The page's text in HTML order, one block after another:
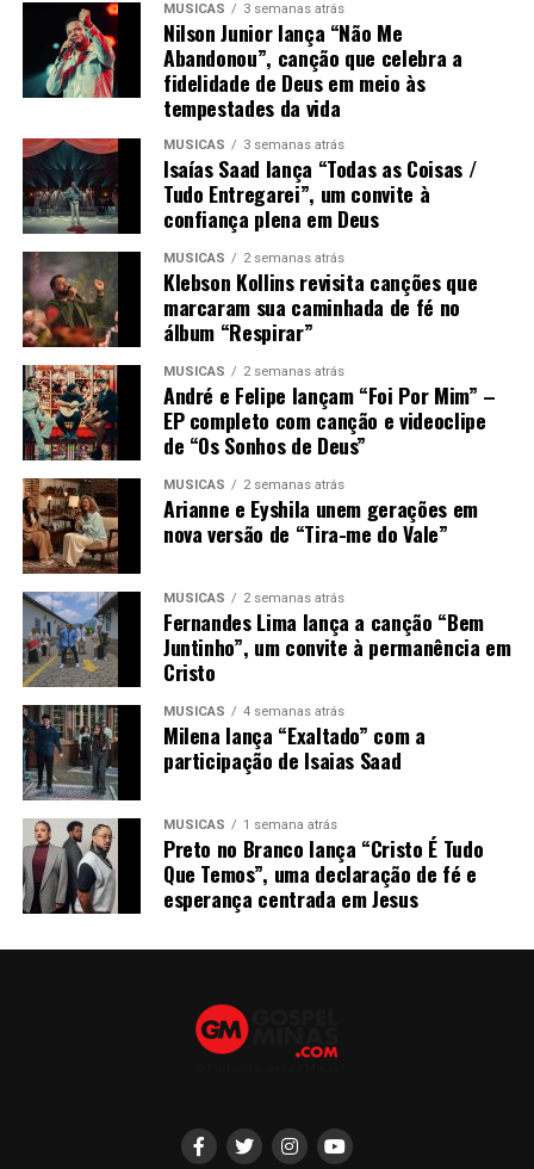
MÚSICAS 3 semanas atrás
Nilson Junior lança “Não Me
Abandonou”, canção que celebra a
fidelidade de Deus em meio às
tempestades da vida
MÚSICAS 3 semanas atrás
Isaías Saad lança “Todas as Coisas /
Tudo Entregarei”, um convite à
confiança plena em Deus
MÚSICAS 2 semanas atrás
Klebson Kollins revisita canções que
marcaram sua caminhada de fé no
álbum “Respirar”
MÚSICAS 2 semanas atrás
André e Felipe lançam “Foi Por Mim” –
EP completo com canção e videoclipe
de “Os Sonhos de Deus”
MÚSICAS 2 semanas atrás
Arianne e Eyshila unem gerações em
nova versão de “Tira-me do Vale”
MÚSICAS 2 semanas atrás
Fernandes Lima lança a canção “Bem
Juntinho”, um convite à permanência em
Cristo
MÚSICAS 4 semanas atrás
Milena lança “Exaltado” com a
participação de Isaias Saad
MÚSICAS 1 semana atrás
Preto no Branco lança “Cristo É Tudo
Que Temos”, uma declaração de fé e
esperança centrada em Jesus